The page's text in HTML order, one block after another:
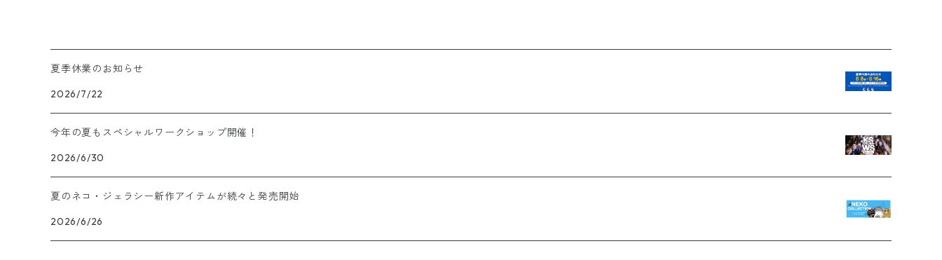
夏季休業のお知らせ
2026/7/22
今年の夏もスペシャルワークショップ開催！
2026/6/30
夏のネコ・ジェラシー新作アイテムが続々と発売開始
2026/6/26